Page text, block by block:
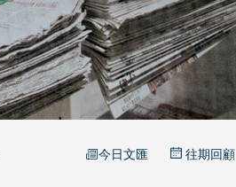
今日文匯 往期回顧